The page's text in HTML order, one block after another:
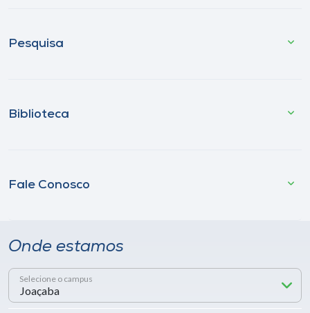
Pesquisa
Biblioteca
Fale Conosco
Onde estamos
Selecione o campus